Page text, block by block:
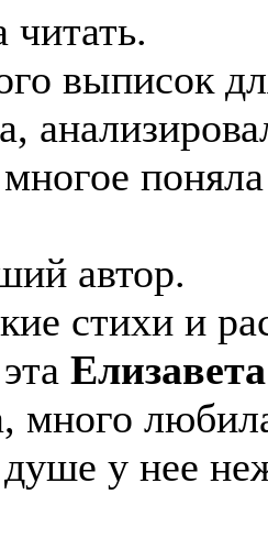
читать.
выписок
автор.
стихи и
много
у нее